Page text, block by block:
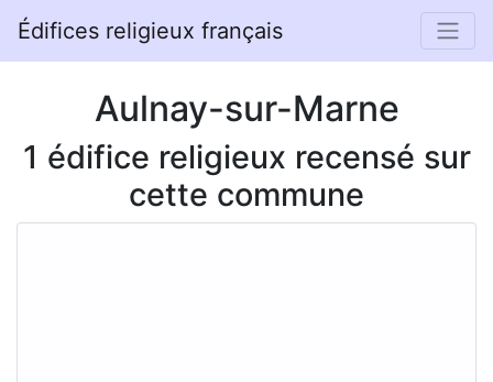
Édifices religieux français
Aulnay-sur-Marne
1 édifice religieux recensé sur
cette commune